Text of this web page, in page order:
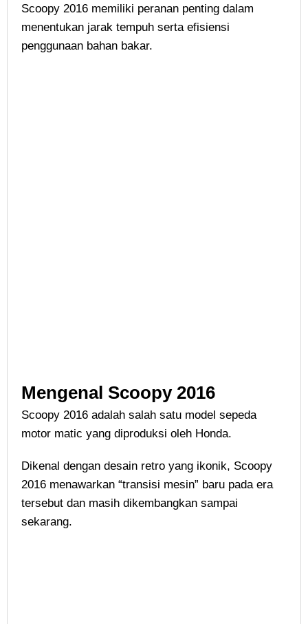
Scoopy 2016 memiliki peranan penting dalam
menentukan jarak tempuh serta efisiensi
penggunaan bahan bakar.
Mengenal Scoopy 2016
Scoopy 2016 adalah salah satu model sepeda
motor matic yang diproduksi oleh Honda.
Dikenal dengan desain retro yang ikonik, Scoopy
2016 menawarkan “transisi mesin” baru pada era
tersebut dan masih dikembangkan sampai
sekarang.